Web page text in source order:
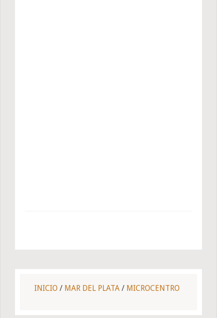
INICIO / MAR DEL PLATA / MICROCENTRO